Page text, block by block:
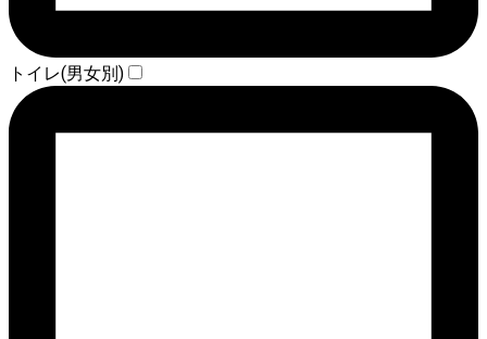
トイレ(男女別)